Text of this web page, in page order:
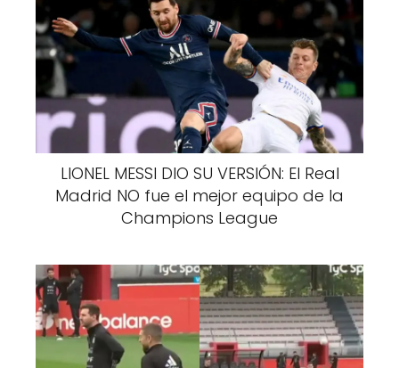
LIONEL MESSI DIO SU VERSIÓN: El Real
Madrid NO fue el mejor equipo de la
Champions League